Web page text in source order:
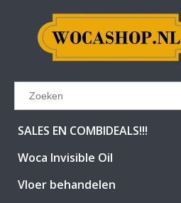
Results found
BEKIJK ALLE RESULTATEN
SALES EN COMBIDEALS!!!
Woca Invisible Oil
Vloer behandelen